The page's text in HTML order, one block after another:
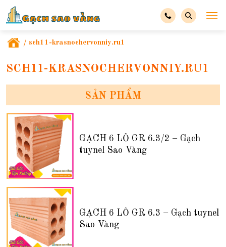
/ sch11-krasnochervonniy.ru1
SCH11-KRASNOCHERVONNIY.RU1
SẢN PHẨM
GẠCH 6 LỖ GR 6.3/2 – Gạch
tuynel Sao Vàng
GẠCH 6 LỖ GR 6.3 – Gạch tuynel
Sao Vàng